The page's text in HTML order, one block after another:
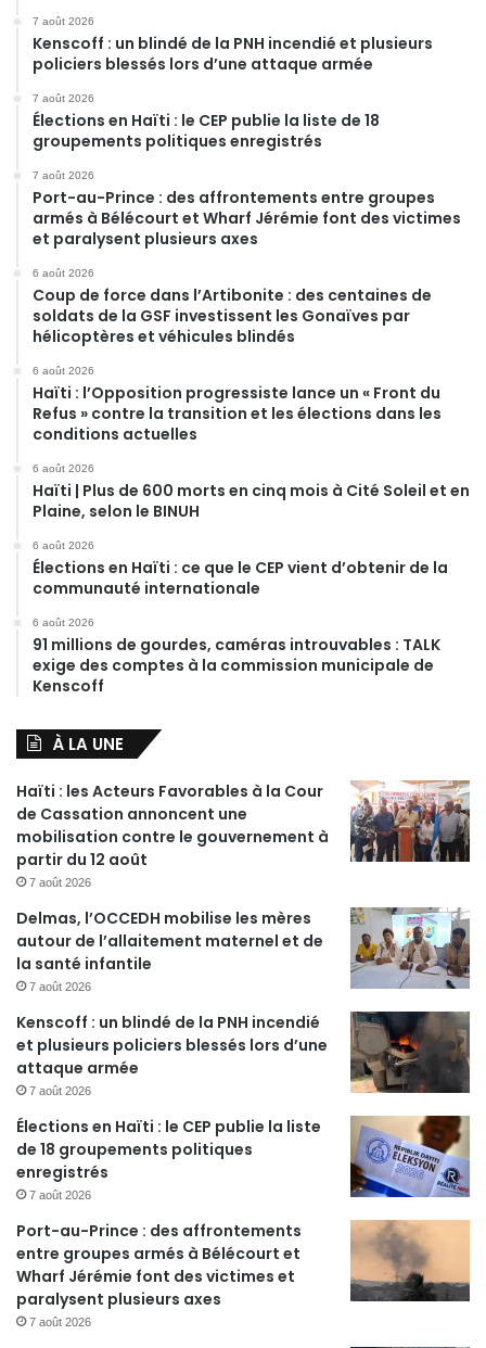
7 août 2026
Kenscoff : un blindé de la PNH incendié et plusieurs
policiers blessés lors d’une attaque armée
7 août 2026
Élections en Haïti : le CEP publie la liste de 18
groupements politiques enregistrés
7 août 2026
Port-au-Prince : des affrontements entre groupes
armés à Bélécourt et Wharf Jérémie font des victimes
et paralysent plusieurs axes
6 août 2026
Coup de force dans l’Artibonite : des centaines de
soldats de la GSF investissent les Gonaïves par
hélicoptères et véhicules blindés
6 août 2026
Haïti : l’Opposition progressiste lance un « Front du
Refus » contre la transition et les élections dans les
conditions actuelles
6 août 2026
Haïti | Plus de 600 morts en cinq mois à Cité Soleil et en
Plaine, selon le BINUH
6 août 2026
Élections en Haïti : ce que le CEP vient d’obtenir de la
communauté internationale
6 août 2026
91 millions de gourdes, caméras introuvables : TALK
exige des comptes à la commission municipale de
Kenscoff
À LA UNE
Haïti : les Acteurs Favorables à la Cour
de Cassation annoncent une
mobilisation contre le gouvernement à
partir du 12 août
7 août 2026
Delmas, l’OCCEDH mobilise les mères
autour de l’allaitement maternel et de
la santé infantile
7 août 2026
Kenscoff : un blindé de la PNH incendié
et plusieurs policiers blessés lors d’une
attaque armée
7 août 2026
Élections en Haïti : le CEP publie la liste
de 18 groupements politiques
enregistrés
7 août 2026
Port-au-Prince : des affrontements
entre groupes armés à Bélécourt et
Wharf Jérémie font des victimes et
paralysent plusieurs axes
7 août 2026